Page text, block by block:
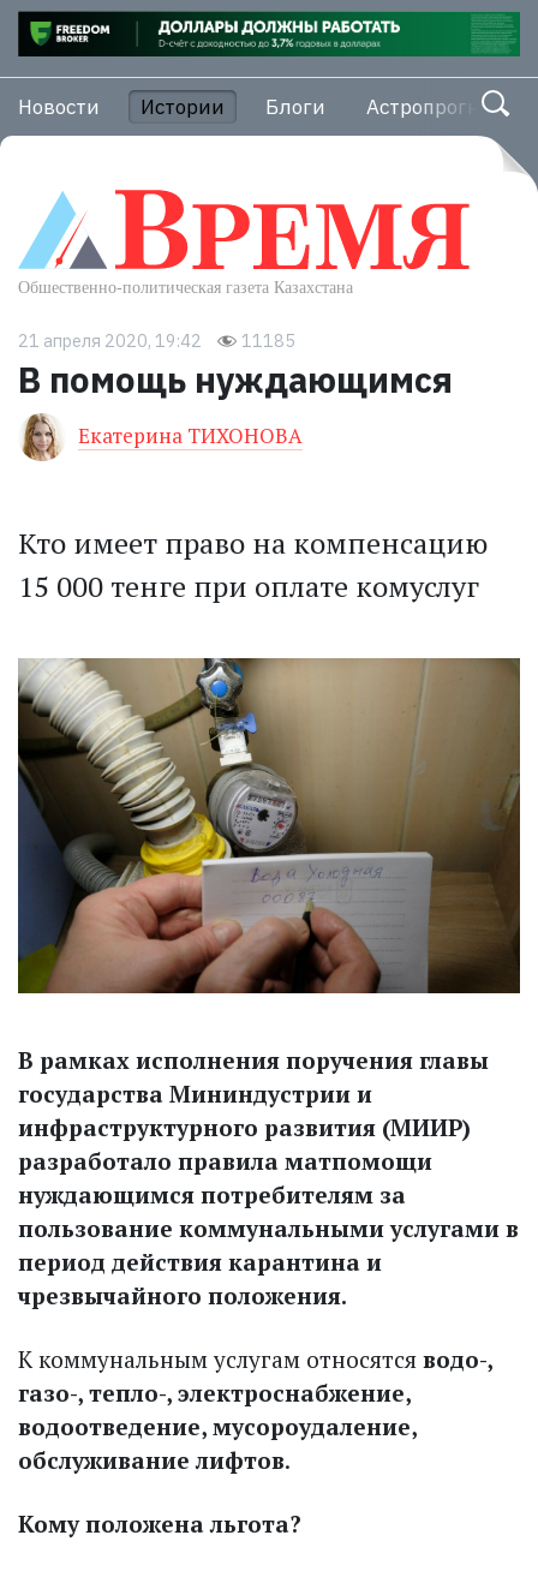
Новости Истории Блоги Астропрогноз
21 апреля 2020, 19:42 11185
В помощь нуждающимся
Екатерина ТИХОНОВА
Кто имеет право на компенсацию
15 000 тенге при оплате комуслуг
В рамках исполнения поручения главы
государства Мининдустрии и
инфраструктурного развития (МИИР)
разработало правила матпомощи
нуждающимся потребителям за
пользование коммунальными услугами в
период действия карантина и
чрезвычайного положения.
К коммунальным услугам относятся водо-,
газо-, тепло-, электроснабжение,
водоотведение, мусороудаление,
обслуживание лифтов.
Кому положена льгота?